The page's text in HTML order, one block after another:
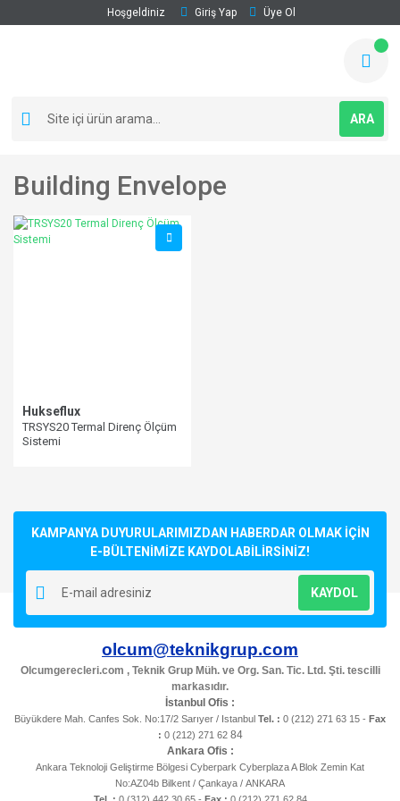
Hoşgeldiniz Giriş Yap Üye Ol
ARA
Building Envelope
Hukseflux
TRSYS20 Termal Direnç Ölçüm
Sistemi
KAMPANYA DUYURULARIMIZDAN HABERDAR OLMAK İÇİN
E-BÜLTENİMİZE KAYDOLABİLİRSİNİZ!
KAYDOL
olcum@teknikgrup.com
Olcumgerecleri.com , Teknik Grup Müh. ve Org. San. Tic. Ltd. Şti. tescilli
markasıdır.
İstanbul Ofis :
Büyükdere Mah. Canfes Sok. No:17/2 Sarıyer / Istanbul Tel. : 0 (212) 271 63 15 - Fax
: 0 (212) 271 6284
Ankara Ofis :
Ankara Teknoloji Geliştirme Bölgesi Cyberpark Cyberplaza A Blok Zemin Kat
No:AZ04b Bilkent / Çankaya / ANKARA